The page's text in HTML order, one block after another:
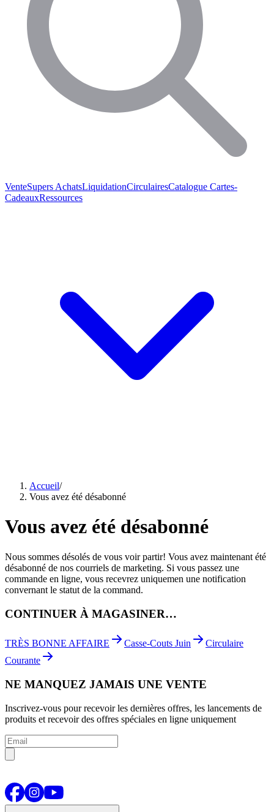
VenteSupers AchatsLiquidationCirculairesCatalogue Cartes-
CadeauxRessources
Accueil/
Vous avez été désabonné
Vous avez été désabonné
Nous sommes désolés de vous voir partir! Vous avez maintenant été
désabonné de nos courriels de marketing. Si vous passez une
commande en ligne, vous recevrez uniquemen une notification
convernant le statut de la command.
CONTINUER À MAGASINER…
TRÈS BONNE AFFAIRE Casse-Couts Juin
Circulaire
Courante
NE MANQUEZ JAMAIS UNE VENTE
Inscrivez-vous pour recevoir les dernières offres, les lancements de
produits et recevoir des offres spéciales en ligne uniquement